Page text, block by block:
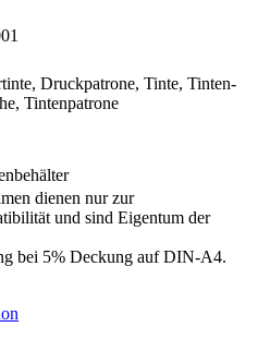
Druckpatrone, Tinte, Tinten-
Tintenpatrone
dienen nur zur
und sind Eigentum der
bei 5% Deckung auf DIN-A4.